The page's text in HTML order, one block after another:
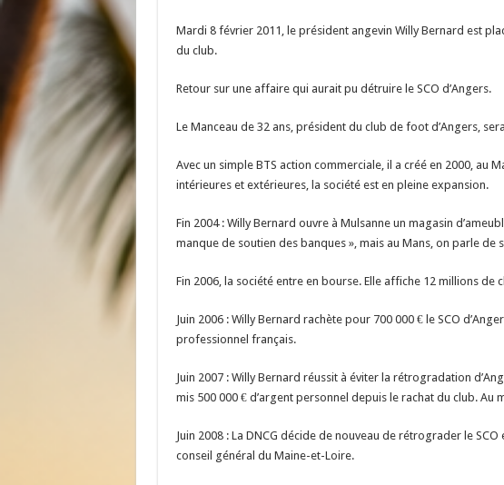
Mardi 8 février 2011, le président angevin Willy Bernard est
du club.
Retour sur une affaire qui aurait pu détruire le SCO d’Angers.
Le Manceau de 32 ans, président du club de foot d’Angers,
Avec un simple BTS action commerciale, il a créé en 2000, au
intérieures et extérieures, la société est en pleine expansion.
Fin 2004 : Willy Bernard ouvre à Mulsanne un magasin
manque de soutien des banques », mais au Mans, on parle
Fin 2006, la société entre en bourse. Elle affiche 12 millions
Juin 2006 : Willy Bernard rachète pour 700 000 € le SCO
professionnel français.
Juin 2007 : Willy Bernard réussit à éviter la rétrogradation
mis 500 000 € d’argent personnel depuis le rachat du club.
Juin 2008 : La DNCG décide de nouveau de rétrograder le
conseil général du Maine-et-Loire.